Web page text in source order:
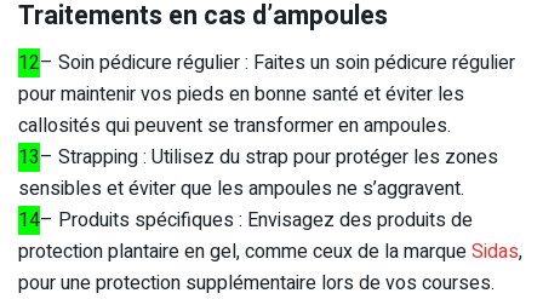
Traitements en cas d’ampoules
12– Soin pédicure régulier : Faites un soin pédicure régulier
pour maintenir vos pieds en bonne santé et éviter les
callosités qui peuvent se transformer en ampoules.
13– Strapping : Utilisez du strap pour protéger les zones
sensibles et éviter que les ampoules ne s’aggravent.
14– Produits spécifiques : Envisagez des produits de
protection plantaire en gel, comme ceux de la marqueSidas,
pour une protection supplémentaire lors de vos courses.